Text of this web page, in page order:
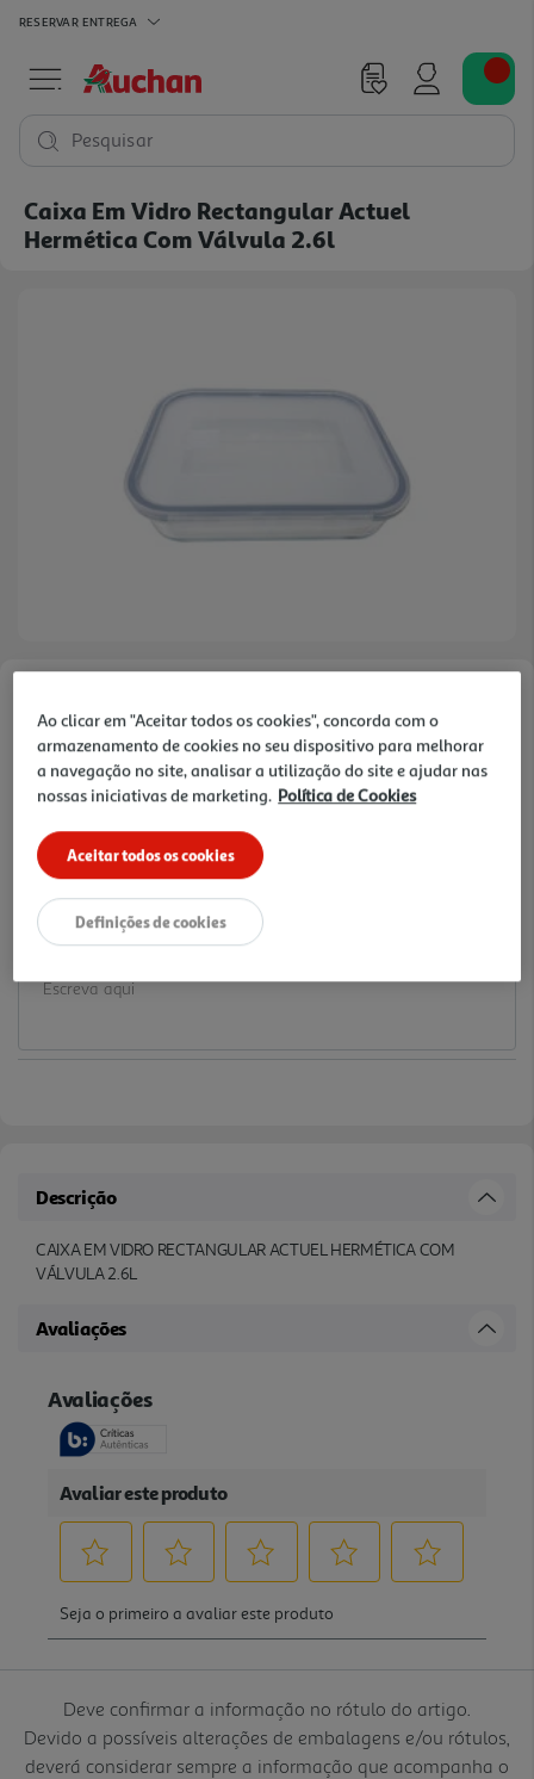
RESERVAR ENTREGA
Pesquisar
Caixa Em Vidro Rectangular Actuel
Hermética Com Válvula 2.6l
Ref. / EAN:3665257534691
7.99 €/un
7,99 €
Notas de preparação
Descrição
CAIXA EM VIDRO RECTANGULAR ACTUEL HERMÉTICA COM
VÁLVULA 2.6L
Avaliações
Deve confirmar a informação no rótulo do artigo.
Devido a possíveis alterações de embalagens e/ou rótulos,
deverá considerar sempre a informação que acompanha o
Ao clicar em "Aceitar todos os cookies", concorda com o
armazenamento de cookies no seu dispositivo para melhorar
a navegação no site, analisar a utilização do site e ajudar nas
nossas iniciativas de marketing. Política de Cookies
Aceitar todos os cookies
Definições de cookies